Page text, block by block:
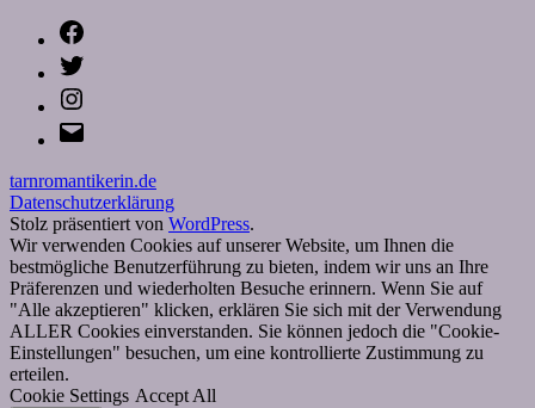
tarnromantikerin.de
Datenschutzerklärung
Stolz präsentiert von WordPress.
Wir verwenden Cookies auf unserer Website, um Ihnen die
bestmögliche Benutzerführung zu bieten, indem wir uns an Ihre
Präferenzen und wiederholten Besuche erinnern. Wenn Sie auf
"Alle akzeptieren" klicken, erklären Sie sich mit der Verwendung
ALLER Cookies einverstanden. Sie können jedoch die "Cookie-
Einstellungen" besuchen, um eine kontrollierte Zustimmung zu
erteilen.
Cookie Settings Accept All